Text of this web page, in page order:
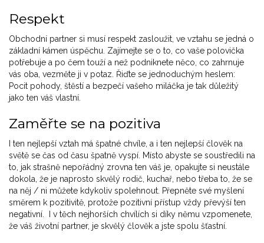
Respekt
Obchodní partner si musí respekt zasloužit, ve vztahu se jedná o
základní kámen úspěchu. Zajímejte se o to, co vaše polovička
potřebuje a po čem touží a než podniknete něco, co zahrnuje
vás oba, vezměte ji v potaz. Řiďte se jednoduchým heslem:
Pocit pohody, štěstí a bezpečí vašeho miláčka je tak důležitý
jako ten váš vlastní.
Zaměřte se na pozitiva
I ten nejlepší vztah má špatné chvíle, a i ten nejlepší člověk na
světě se čas od času špatně vyspí. Místo abyste se soustředili na
to, jak strašně nepořádný zrovna ten váš je, opakujte si neustále
dokola, že je naprosto skvělý rodič, kuchař, nebo třeba to, že se
na něj / ni můžete kdykoliv spolehnout. Přepněte své myšlení
směrem k pozitivitě, protože pozitivní přístup vždy převýší ten
negativní. I v těch nejhorších chvílích si díky němu vzpomenete,
že váš životní partner, je skvělý člověk a jste spolu šťastní.